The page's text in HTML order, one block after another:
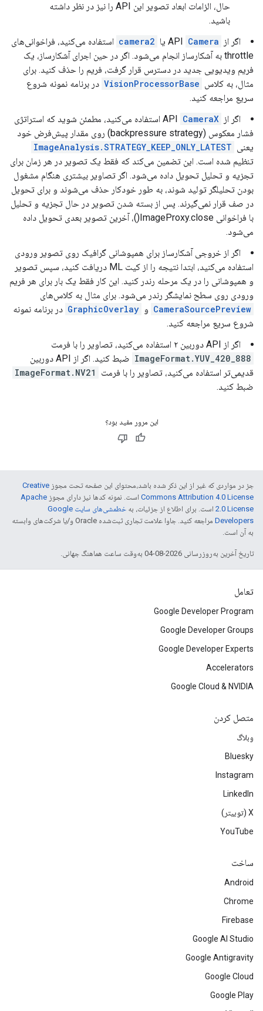
حال، الزامات ابعاد تصویر این API را نیز در نظر داشته
باشید.
اگر از API Camera یا camera2 استفاده می‌کنید، فراخوانی‌های
throttle به آشکارساز انجام می‌شود. اگر در حین اجرای آشکارساز، یک
فریم ویدیویی جدید در دسترس قرار گرفت، فریم را حذف کنید. برای
مثال، به کلاس VisionProcessorBase در برنامه نمونه شروع
سریع مراجعه کنید.
اگر از API CameraX
استفاده می‌کنید، مطمئن شوید که استراتژی
فشار معکوس (backpressure strategy) روی مقدار پیش‌فرض خود
یعنی ImageAnalysis.STRATEGY_KEEP_ONLY_LATEST
تنظیم شده است. این تضمین می‌کند که فقط یک تصویر در هر زمان برای
تجزیه و تحلیل تحویل داده می‌شود. اگر تصاویر بیشتری هنگام مشغول
بودن تحلیلگر تولید شوند، به طور خودکار حذف می‌شوند و برای تحویل
در صف قرار نمی‌گیرند. پس از بسته شدن تصویر در حال تجزیه و تحلیل
با فراخوانی ImageProxy.close()، آخرین تصویر بعدی تحویل داده
می‌شود.
اگر از خروجی آشکارساز برای همپوشانی گرافیک روی تصویر ورودی
استفاده می‌کنید، ابتدا نتیجه را از کیت ML دریافت کنید، سپس تصویر
و همپوشانی را در یک مرحله رندر کنید. این کار فقط یک بار برای هر فریم
ورودی روی سطح نمایشگر رندر می‌شود. برای مثال به کلاس‌های
CameraSourcePreview و GraphicOverlay در برنامه نمونه
شروع سریع مراجعه کنید.
اگر از API دوربین ۲ استفاده می‌کنید، تصاویر را با فرمت
ImageFormat.YUV_420_888
ضبط کنید. اگر از API دوربین
قدیمی‌تر استفاده می‌کنید، تصاویر را با فرمت
ImageFormat.NV21
ضبط کنید.
این مرور مفید بود؟
جز در مواردی که غیر از این ذکر شده باشد،‌محتوای این صفحه تحت مجوز Creative
Commons Attribution 4.0 License است. نمونه کدها نیز دارای مجوز Apache
2.0 License است. برای اطلاع از جزئیات، به
خطمشی‌های سایت Google
Developers‏
مراجعه کنید. جاوا علامت تجاری ثبت‌شده Oracle و/یا شرکت‌های وابسته
به آن است.
تاریخ آخرین به‌روزرسانی 2026-08-04 به‌وقت ساعت هماهنگ جهانی.
تعامل
Google Developer Program
Google Developer Groups
Google Developer Experts
Accelerators
Google Cloud & NVIDIA
متصل کردن
وبلاگ
Bluesky
Instagram
LinkedIn
‫X (توییتر)
YouTube
ساخت
Android
Chrome
Firebase
Google AI Studio
Google Antigravity
Google Cloud
Google Play